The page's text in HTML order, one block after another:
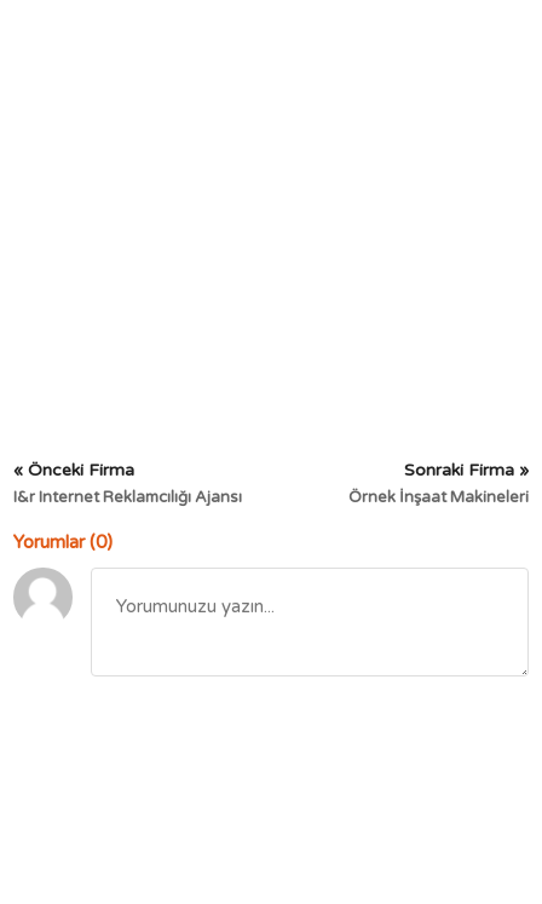
« Önceki Firma
I&r Internet Reklamcılığı Ajansı
Sonraki Firma »
Örnek İnşaat Makineleri
Yorumlar (0)